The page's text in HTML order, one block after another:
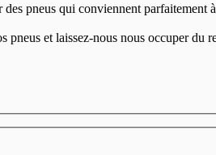
pneus qui conviennent parfaitement
et laissez-nous nous occuper du